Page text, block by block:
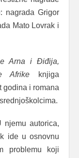
nagrada Grigor
Mato Lovrak i
Arna i Điđija,
Afrike knjiga
godina i romana
autorica,
ide u osnovnu
problemu koji